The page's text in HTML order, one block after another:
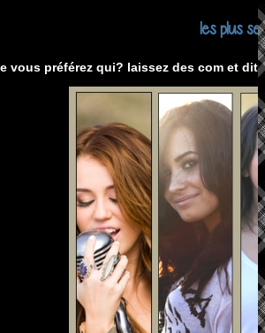
les plus
vous préférez qui? laissez des com et